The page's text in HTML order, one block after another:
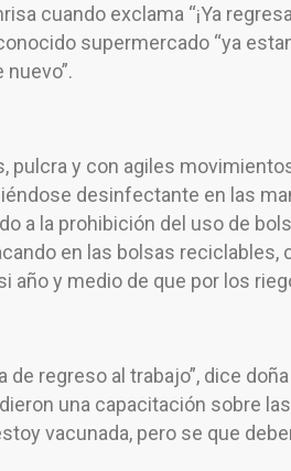
cuando exclama “¡Ya
supermercado “ya
pulcra y con agiles
desinfectante en las
a la prohibición del uso de
en las bolsas
año y medio de que por los
de regreso al trabajo”, dice
una capacitación sobre
vacunada, pero se que